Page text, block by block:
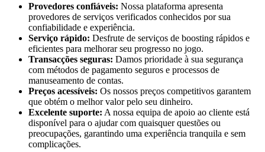
Provedores confiáveis: Nossa plataforma apresenta
provedores de serviços verificados conhecidos por sua
confiabilidade e experiência.
Serviço rápido: Desfrute de serviços de boosting rápidos e
eficientes para melhorar seu progresso no jogo.
Transacções seguras: Damos prioridade à sua segurança
com métodos de pagamento seguros e processos de
manuseamento de contas.
Preços acessíveis: Os nossos preços competitivos garantem
que obtém o melhor valor pelo seu dinheiro.
Excelente suporte: A nossa equipa de apoio ao cliente está
disponível para o ajudar com quaisquer questões ou
preocupações, garantindo uma experiência tranquila e sem
complicações.